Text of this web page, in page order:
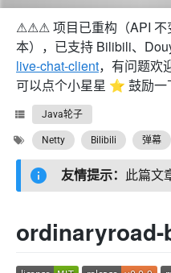
⚠️⚠️⚠️ 项目已重构（API 不
本），已支持 Bilibili、
live-chat-client，有问题欢
可以点个小星星 ⭐️ 鼓励一
Java轮子
Netty Bilibili 弹幕
友情提示： 此篇文